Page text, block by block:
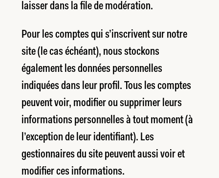
laisser dans la file de modération.
Pour les comptes qui s’inscrivent sur notre
site (le cas échéant), nous stockons
également les données personnelles
indiquées dans leur profil. Tous les comptes
peuvent voir, modifier ou supprimer leurs
informations personnelles à tout moment (à
l’exception de leur identifiant). Les
gestionnaires du site peuvent aussi voir et
modifier ces informations.